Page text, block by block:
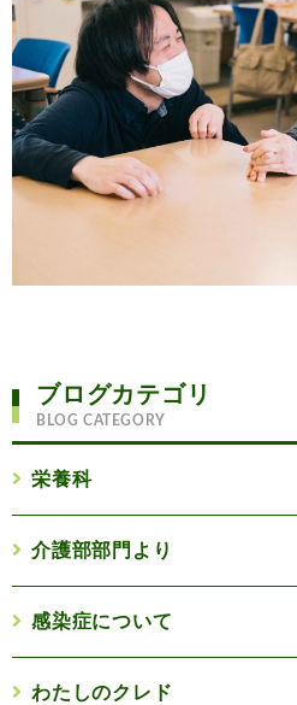
ブログカテゴリ
BLOG CATEGORY
栄養科
介護部部門より
感染症について
わたしのクレド